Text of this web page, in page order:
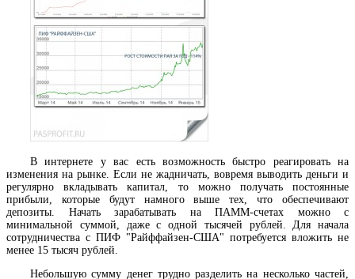
В интернете у вас есть возможность быстро реагировать на
изменения на рынке. Если не жадничать, вовремя выводить деньги и
регулярно вкладывать капитал, то можно получать постоянные
прибыли, которые будут намного выше тех, что обеспечивают
депозиты. Начать зарабатывать на ПАММ-счетах можно с
минимальной суммой, даже с одной тысячей рублей. Для начала
сотрудничества с ПИФ "Райффайзен-США" потребуется вложить не
менее 15 тысяч рублей.
Небольшую сумму денег трудно разделить на несколько частей,